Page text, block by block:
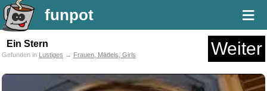
funpot ≡
Ein Stern Weiter
Gefunden in Lustiges → Frauen, Mädels, Girls